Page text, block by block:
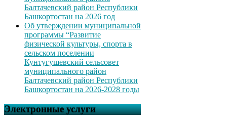
Балтачевский район Республики
Башкортостан на 2026 год
Об утверждении муниципальной
программы “Развитие
физической культуры, спорта в
сельском поселении
Кунтугушевский сельсовет
муниципального район
Балтачевский район Республики
Башкортостан на 2026-2028 годы
Электронные услуги